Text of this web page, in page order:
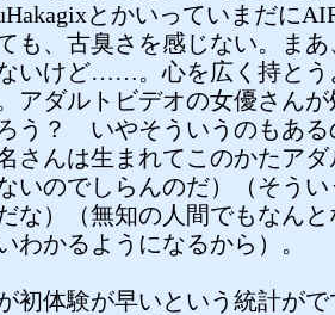
とかいっていまだに
も、古臭さを感じない。ま
いけど……。心を広く持とう
アダルトビデオの女優さん
う？ いやそういうのもある
さんは生まれてこのかたア
いのでしらんのだ）（そう
な）（無知の人間でもなん
わかるようになるから）。
初体験が早いという統計がで